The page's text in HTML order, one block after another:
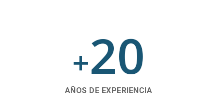
+20
AÑOS DE EXPERIENCIA